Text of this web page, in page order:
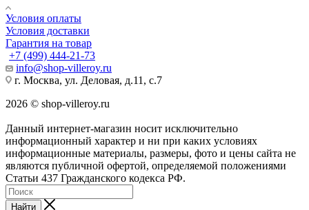
Условия оплаты
Условия доставки
Гарантия на товар
+7 (499) 444-21-73
info@shop-villeroy.ru
г. Москва, ул. Деловая, д.11, с.7
2026 © shop-villeroy.ru
Данный интернет-магазин носит исключительно
информационный характер и ни при каких условиях
информационные материалы, размеры, фото и цены сайта не
являются публичной офертой, определяемой положениями
Статьи 437 Гражданского кодекса РФ.
Найти